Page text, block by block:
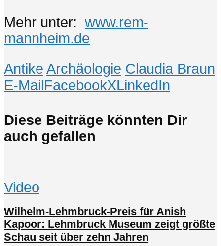
Mehr unter: www.rem-
mannheim.de
Antike Archäologie Claudia Braun
E-MailFacebookXLinkedIn
Diese Beiträge könnten Dir
auch gefallen
Video
Wilhelm-Lehmbruck-Preis für Anish
Kapoor: Lehmbruck Museum zeigt größte
Schau seit über zehn Jahren